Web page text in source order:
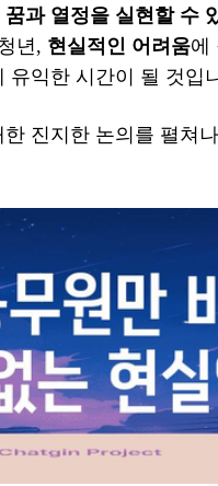
꿈과 열정을 실현할 수
년, 현실적인 어려움에
유익한 시간이 될 것입
한 진지한 논의를 펼쳐